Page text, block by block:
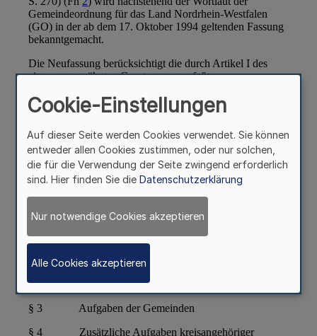
Cookie-Einstellungen
Auf dieser Seite werden Cookies verwendet. Sie können
entweder allen Cookies zustimmen, oder nur solchen,
die für die Verwendung der Seite zwingend erforderlich
sind. Hier finden Sie die Datenschutzerklärung
Nur notwendige Cookies akzeptieren
Alle Cookies akzeptieren